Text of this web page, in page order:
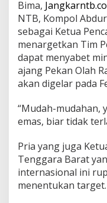
Bima,
NTB, Kompol
sebagai Ketua
menargetkan Tim
dapat menyabet
ajang Pekan Olah
akan digelar pada
“Mudah-mudahan,
emas, biar tidak
Pria yang juga
Tenggara Barat
internasional ini
menentukan target.